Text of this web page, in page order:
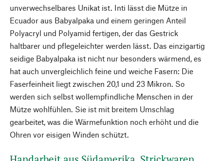
unverwechselbares Unikat ist. Inti lässt die Mütze in
Ecuador aus Babyalpaka und einem geringen Anteil
Polyacryl und Polyamid fertigen, der das Gestrick
haltbarer und pflegeleichter werden lässt. Das einzigartig
seidige Babyalpaka ist nicht nur besonders wärmend, es
hat auch unvergleichlich feine und weiche Fasern: Die
Faserfeinheit liegt zwischen 20,1 und 23 Mikron. So
werden sich selbst wollempfindliche Menschen in der
Mütze wohlfühlen. Sie ist mit breitem Umschlag
gearbeitet, was die Wärmefunktion noch erhöht und die
Ohren vor eisigen Winden schützt.